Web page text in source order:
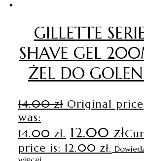
GILLETTE
SHAVE GEL
ŻEL DO
14.00zł Original price
was:
14.00 zł. 12.00 zł
price is: 12.00 zł.